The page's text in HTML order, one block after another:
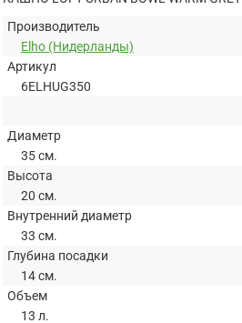
Производитель
Elho (Нидерланды)
Артикул
6ELHUG350
Диаметр
35 см.
Высота
20 см.
Внутренний диаметр
33 см.
Глубина посадки
14 см.
Объем
13 л.